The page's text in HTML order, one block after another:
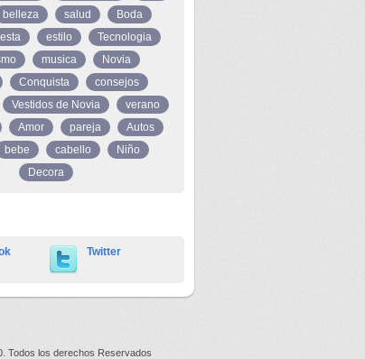
belleza salud
Boda
estilo
Tecnologia
musica
Novia
Conquista
consejos
Vestidos de Novia
verano
Amor pareja
Autos
bebe cabello
Niño
Decora
Twitter
Todos los derechos Reservados